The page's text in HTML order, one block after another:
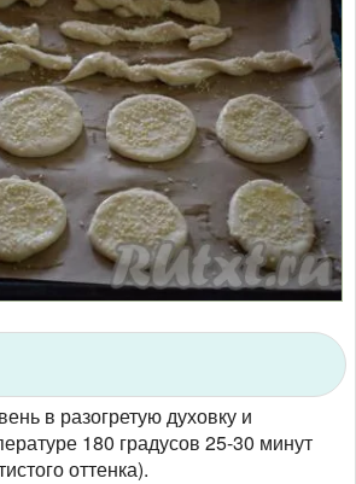
в разогретую духовку и
180 градусов 25-30 минут
оттенка).